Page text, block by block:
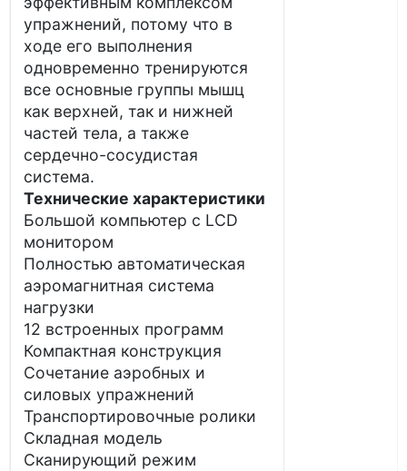
упражнений, потому что в
ходе его выполнения
одновременно тренируются
все основные группы мышц
как верхней, так и нижней
частей тела, а также
сердечно-сосудистая
система.
Технические характеристики
Большой компьютер с LCD
монитором
Полностью автоматическая
аэромагнитная система
нагрузки
12 встроенных программ
Компактная конструкция
Сочетание аэробных и
силовых упражнений
Транспортировочные ролики
Складная модель
Сканирующий режим